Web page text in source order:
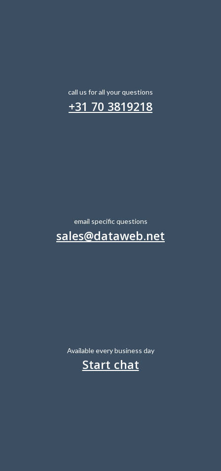
call us for all your questions
+31 70 3819218
email specific questions
sales@dataweb.net
Available every business day
Start chat